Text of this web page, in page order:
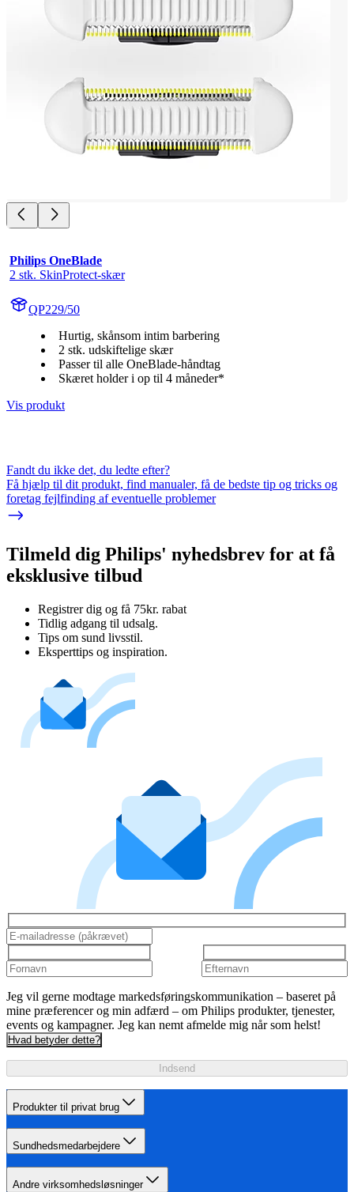
Philips OneBlade
2 stk. SkinProtect-skær
QP229/50
Hurtig, skånsom intim barbering
2 stk. udskiftelige skær
Passer til alle OneBlade-håndtag
Skæret holder i op til 4 måneder*
Vis produkt
Fandt du ikke det, du ledte efter?
Få hjælp til dit produkt, find manualer, få de bedste tip og tricks og
foretag fejlfinding af eventuelle problemer
Tilmeld dig Philips' nyhedsbrev for at få
eksklusive tilbud
Registrer dig og få 75kr. rabat
Tidlig adgang til udsalg.
Tips om sund livsstil.
Eksperttips og inspiration.
Jeg vil gerne modtage markedsføringskommunikation – baseret på
mine præferencer og min adfærd – om Philips produkter, tjenester,
events og kampagner. Jeg kan nemt afmelde mig når som helst!
Hvad betyder dette?
Indsend
Produkter til privat brug
Sundhedsmedarbejdere
Andre virksomhedsløsninger